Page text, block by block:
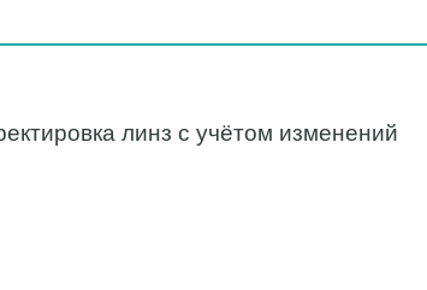
линз с учётом изменений